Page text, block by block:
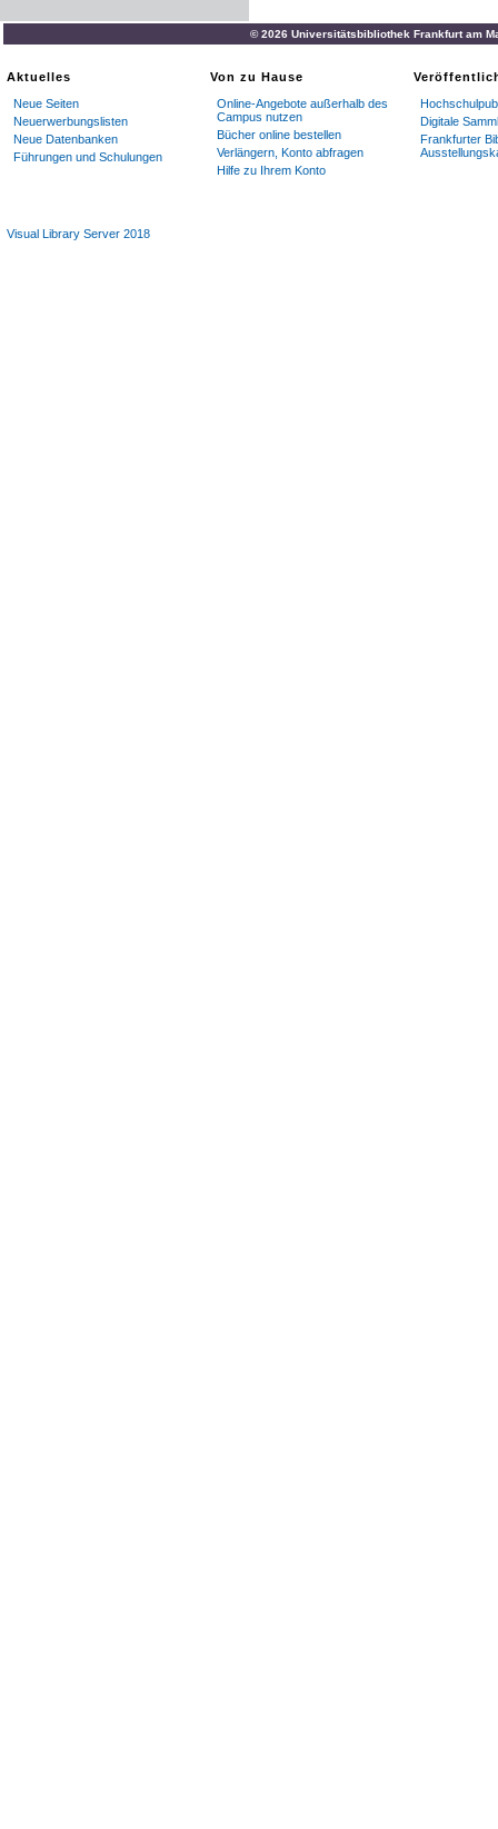
© 2026 Universitätsbibliothek Frankfurt am
Aktuelles
Neue Seiten
Neuerwerbungslisten
Neue Datenbanken
Führungen und Schulungen
Von zu Hause
Online-Angebote außerhalb des
Campus nutzen
Bücher online bestellen
Verlängern, Konto abfragen
Hilfe zu Ihrem Konto
Digitale
Frankfurter
Visual Library Server 2018